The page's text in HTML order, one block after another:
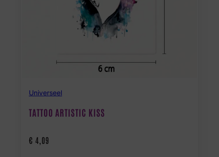
Universeel
TATTOO ARTISTIC KISS
€ 4,09